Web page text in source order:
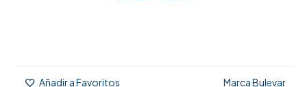
Añadir a Favoritos
Marca Bulevar